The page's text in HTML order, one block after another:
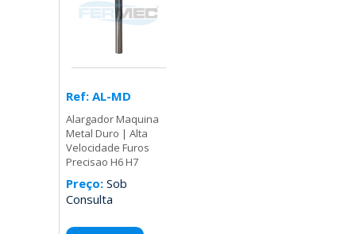
Ref: AL-MD
Alargador Maquina
Metal Duro | Alta
Velocidade Furos
Precisao H6 H7
Preço: Sob
Consulta